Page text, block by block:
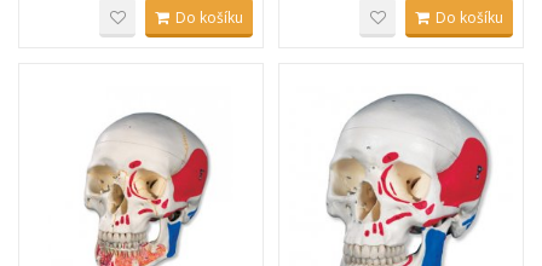
Do košíku Do košíku